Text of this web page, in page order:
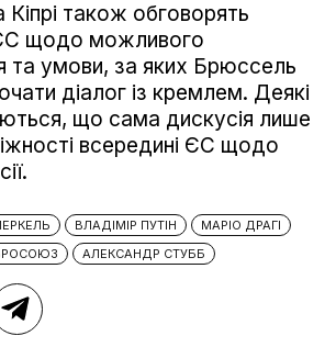
Кіпрі також обговорять
ЄС щодо можливого
та умови, за яких Брюссель
діалог із кремлем. Деякі
що сама дискусія лише
всередині ЄС щодо
ВЛАДІМІР ПУТІН
МАРІО ДРАГІ
АЛЕКСАНДР СТУББ